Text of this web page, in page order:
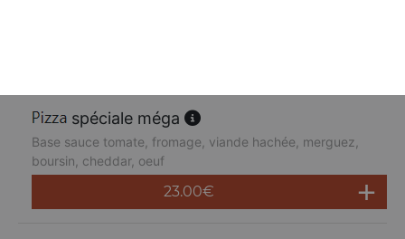
spéciale méga
Base sauce tomate, fromage, viande hachée, merguez,
boursin, cheddar, oeuf
23.00€